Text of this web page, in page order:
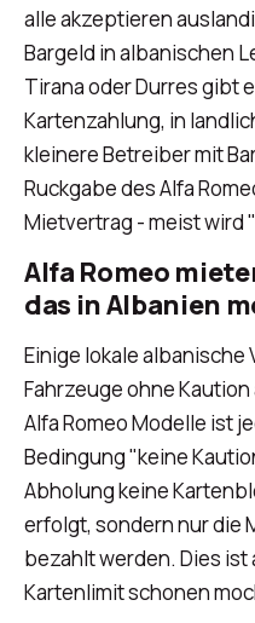
alle akzeptieren
Bargeld in albanischen
Tirana oder Durres gibt
Kartenzahlung, in
kleinere Betreiber mit
Ruckgabe des Alfa
Mietvertrag - meist wird
Alfa Romeo
das in Albanien
Einige lokale
Fahrzeuge ohne
Alfa Romeo Modelle ist
Bedingung "keine
Abholung keine
erfolgt, sondern nur die
bezahlt werden. Dies
Kartenlimit schonen